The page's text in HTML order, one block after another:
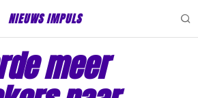
NIEUWS IMPULS
meer